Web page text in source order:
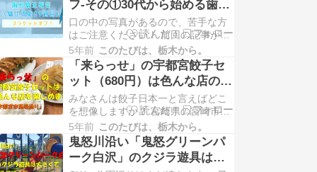
１歳２歳３歳の子連れ那須旅行ブロ
グ（エピナール那須 紹介編） 初めて
那須旅行した時の記事はこちら。 入
っていいの？トラ…
フ-その①30代から始める歯列
矯正【矯正開始99週目】
口の中の写真があるので、苦手な方
はご注意ください！ 前回の記事が矯
正開始50週目までのレポートでした
が、特に変わり映えもしないため、
一気に動的治療終了まで進めること
にしました！！！（唐突） というわ
けで動的治療完了日の体験談を書い
ていきます！！！ 歯列矯正が始まっ
て99週目。 遂…
5年前 このたびは、栃木から。
「来らっせ」の宇都宮餃子セ
ット（680円）は色んな店の味
を楽しめます（宇都宮市馬場
通り）
みなさんは餃子日本一と言えばどこ
を想像しますか？ 宮崎県の宮崎市？
静岡県の浜松市？ 餃子が有名な都市
は色々ありますが、私にとっての一
番は栃木県の宇都宮市です。 毎年餃
子購入額のランキングが出てニュー
5年前 このたびは、栃木から。
鬼怒川沿い「鬼怒グリーンパ
ーク白沢」のクジラ遊具は大